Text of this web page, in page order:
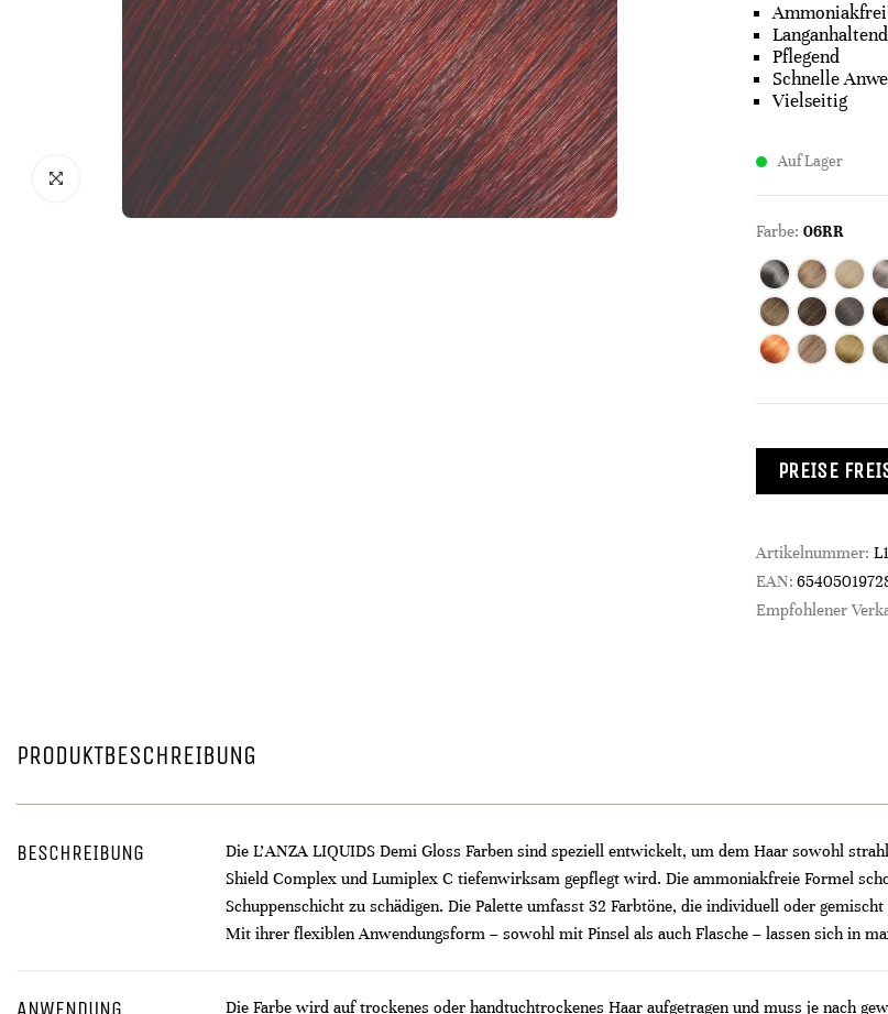
Ammoniakfrei
Langanhaltend
Pflegend
Schnelle
Vielseitig
Auf Lager
Farbe: 06RR
PREISE
Artikelnummer:
EAN:
Empfohlener
PRODUKTBESCHREIBUNG
BESCHREIBUNG
Die L’ANZA LIQUIDS Demi Gloss Farben sind speziell entwickelt, um dem Haar sowohl
Shield Complex und Lumiplex C tiefenwirksam gepflegt wird. Die ammoniakfreie Formel
Schuppenschicht zu schädigen. Die Palette umfasst 32 Farbtöne, die individuell oder
Mit ihrer flexiblen Anwendungsform – sowohl mit Pinsel als auch Flasche – lassen sich in
Die Farbe wird auf trockenes oder handtuchtrockenes Haar aufgetragen und muss je nach